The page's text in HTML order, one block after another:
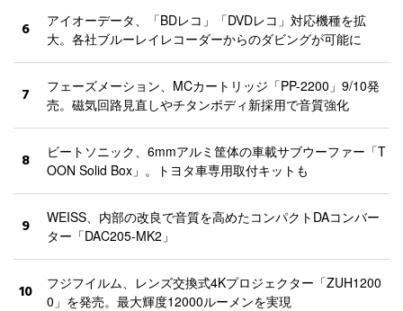
6
アイオーデータ、「BDレコ」「DVDレコ」対応機種を拡
大。各社ブルーレイレコーダーからのダビングが可能に
7
フェーズメーション、MCカートリッジ「PP-2200」9/10発
売。磁気回路見直しやチタンボディ新採用で音質強化
8
ビートソニック、6mmアルミ筐体の車載サブウーファー「T
OON Solid Box」。トヨタ車専用取付キットも
9
WEISS、内部の改良で音質を高めたコンパクトDAコンバー
ター「DAC205-MK2」
10
フジフイルム、レンズ交換式4Kプロジェクター「ZUH1200
0」を発売。最大輝度12000ルーメンを実現